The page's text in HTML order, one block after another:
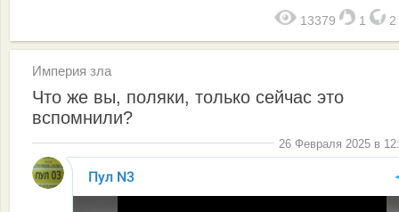
13379 1 2
Империя зла
Что же вы, поляки, только сейчас это
вспомнили?
26 Февраля 2025 в